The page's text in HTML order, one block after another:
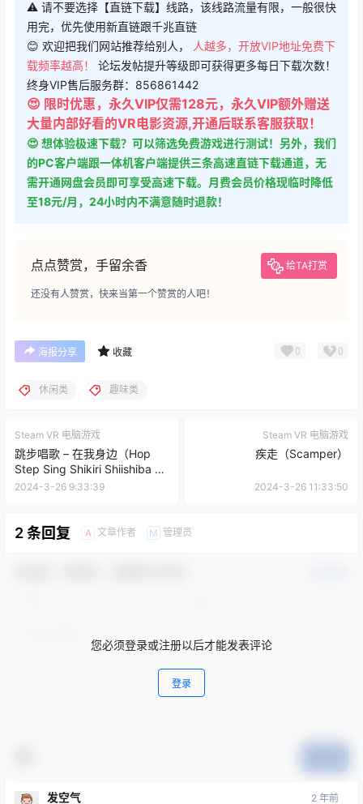
⚠ 请不要选择【直链下载】线路，该线路流量有限，一般很快
用完，优先使用新直链跟千兆直链
😊 欢迎把我们网站推荐给别人，
人越多，开放VIP地址免费下
载频率越高！ 论坛发帖提升等级即可获得更多每日下载次数！
终身VIP售后服务群：856861442
😍 限时优惠，永久VIP仅需128元，永久VIP额外赠送
大量内部好看的VR电影资源,开通后联系客服获取！
😍 想体验极速下载？可以筛选免费游戏进行测试！另外，我们
的PC客户端跟一体机客户端提供三条高速直链下载通道，无
需开通网盘会员即可享受高速下载。月费会员价格现临时降低
至18元/月，24小时内不满意随时退款！
点点赞赏，手留余香 给TA打赏
还没有人赞赏，快来当第一个赞赏的人吧！
海报分享 收藏 0 0
休闲类 趣味类
Steam VR 电脑游戏
跳步唱歌 – 在我身边（Hop
Step Sing Shikiri Shiishiba –
By My Side）
2024-3-26 9:33:39
Steam VR 电脑游戏
疾走（Scamper）
2024-3-26 11:33:50
2 条回复 A 文章作者 M 管理员
您必须登录或注册以后才能发表评论
登录
发空气 2 年前